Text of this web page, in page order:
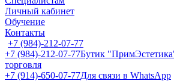
Личный кабинет
Обучение
Контакты
+7 (984)-212-07-77
+7 (984)-212-07-77Бутик
торговля
+7 (914)-650-07-77Для связи в WhatsApp